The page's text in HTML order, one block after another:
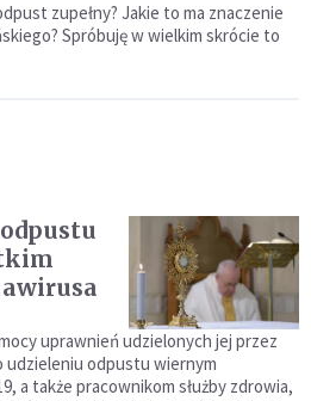
zupełny? Jakie to ma znaczenie
Spróbuję w wielkim skrócie to
uprawnień udzielonych jej przez
udzieleniu odpustu wiernym
a także pracownikom służby zdrowia,